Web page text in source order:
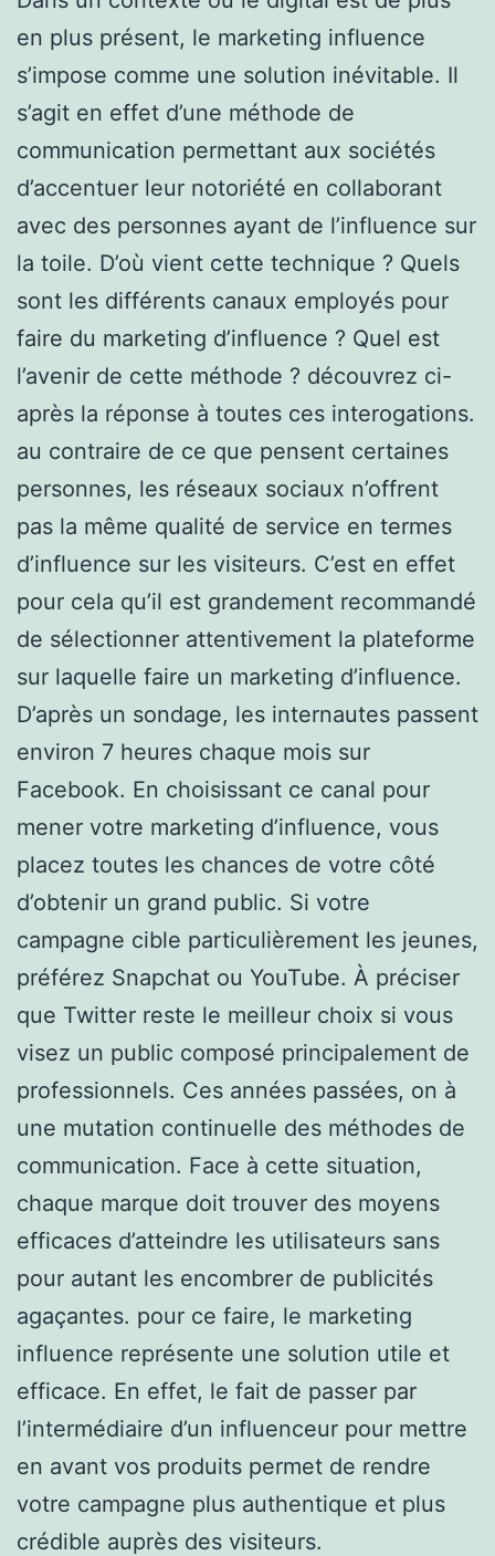
en plus présent, le marketing influence
s’impose comme une solution inévitable. Il
s’agit en effet d’une méthode de
communication permettant aux sociétés
d’accentuer leur notoriété en collaborant
avec des personnes ayant de l’influence sur
la toile. D’où vient cette technique ? Quels
sont les différents canaux employés pour
faire du marketing d’influence ? Quel est
l’avenir de cette méthode ? découvrez ci-
après la réponse à toutes ces interogations.
au contraire de ce que pensent certaines
personnes, les réseaux sociaux n’offrent
pas la même qualité de service en termes
d’influence sur les visiteurs. C’est en effet
pour cela qu’il est grandement recommandé
de sélectionner attentivement la plateforme
sur laquelle faire un marketing d’influence.
D’après un sondage, les internautes passent
environ 7 heures chaque mois sur
Facebook. En choisissant ce canal pour
mener votre marketing d’influence, vous
placez toutes les chances de votre côté
d’obtenir un grand public. Si votre
campagne cible particulièrement les jeunes,
préférez Snapchat ou YouTube. À préciser
que Twitter reste le meilleur choix si vous
visez un public composé principalement de
professionnels. Ces années passées, on à
une mutation continuelle des méthodes de
communication. Face à cette situation,
chaque marque doit trouver des moyens
efficaces d’atteindre les utilisateurs sans
pour autant les encombrer de publicités
agaçantes. pour ce faire, le marketing
influence représente une solution utile et
efficace. En effet, le fait de passer par
l’intermédiaire d’un influenceur pour mettre
en avant vos produits permet de rendre
votre campagne plus authentique et plus
crédible auprès des visiteurs.